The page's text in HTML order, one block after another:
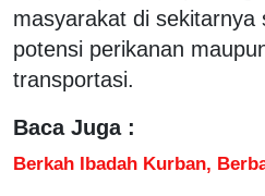
masyarakat di sekitarnya
potensi perikanan
transportasi.
Baca Juga :
Berkah Ibadah Kurban,